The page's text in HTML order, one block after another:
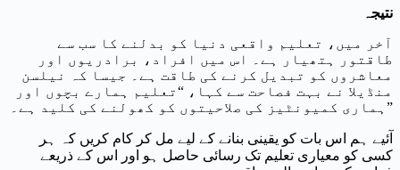
نتیجہ
آخر میں، تعلیم واقعی دنیا کو بدلنے کا سب سے
طاقتور ہتھیار ہے۔ اس میں افراد، برادریوں اور
معاشروں کو تبدیل کرنے کی طاقت ہے۔ جیسا کہ نیلسن
منڈیلا نے بہت فصاحت سے کہا، “تعلیم ہمارے بچوں اور
ہماری کمیونٹیز کی صلاحیتوں کو کھولنے کی کلید ہے۔”
آئیے ہم اس بات کو یقینی بنانے کے لیے مل کر کام کریں کہ ہر
کسی کو معیاری تعلیم تک رسائی حاصل ہو اور اس کے ذریعے